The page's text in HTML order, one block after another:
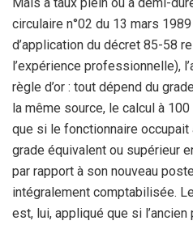
circulaire n°02 du 13 mars
d’application du décret 85-58
l’expérience professionnelle),
règle d’or : tout dépend du
la même source, le calcul à 100
que si le fonctionnaire occupait
grade équivalent ou supérieur
par rapport à son nouveau
intégralement comptabilisée.
est, lui, appliqué que si